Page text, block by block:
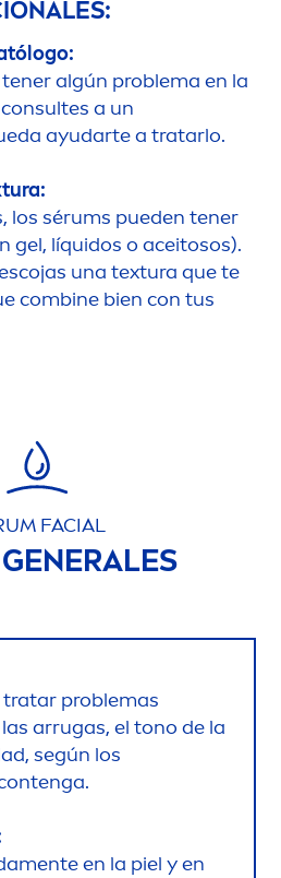
algún problema en la
a un
ayudarte a tratarlo.
los sérums pueden tener
gel, líquidos o aceitosos).
una textura que te
combine bien con tus
FACIAL
tratar problemas
arrugas, el tono de la
según los
mente en la piel y en